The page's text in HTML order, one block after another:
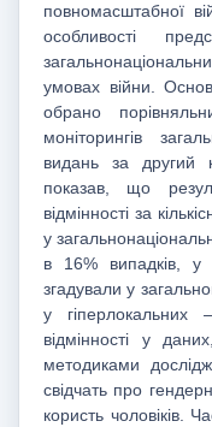
повномасштабної
особливості
умовах війни.
обрано
моніторингів
видань за другий
показав, що
відмінності за
у
в 16% випадків, у
згадували у
у
відмінності у
методиками
свідчать про
користь чоловіків.